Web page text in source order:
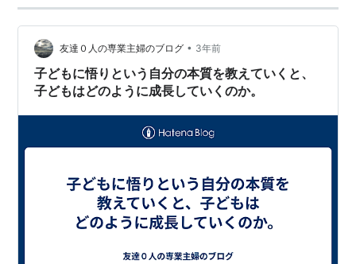
友達０人の専業主婦のブログ • 3年前
子どもに悟りという自分の本質を教えていくと、
子どもはどのように成長していくのか。